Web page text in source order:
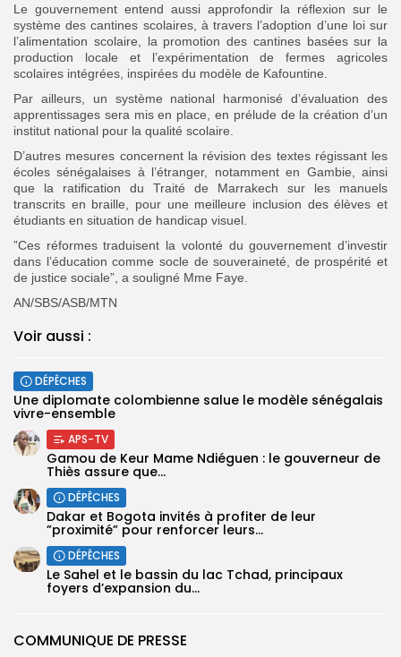
COMMUNIQUE DE PRESSE
Le gouvernement entend aussi approfondir la réflexion sur le
système des cantines scolaires, à travers l’adoption d’une loi sur
l’alimentation scolaire, la promotion des cantines basées sur la
production locale et l’expérimentation de fermes agricoles
scolaires intégrées, inspirées du modèle de Kafountine.
Par ailleurs, un système national harmonisé d’évaluation des
apprentissages sera mis en place, en prélude de la création d’un
institut national pour la qualité scolaire.
D’autres mesures concernent la révision des textes régissant les
écoles sénégalaises à l’étranger, notamment en Gambie, ainsi
que la ratification du Traité de Marrakech sur les manuels
transcrits en braille, pour une meilleure inclusion des élèves et
étudiants en situation de handicap visuel.
”Ces réformes traduisent la volonté du gouvernement d’investir
dans l’éducation comme socle de souveraineté, de prospérité et
de justice sociale”, a souligné Mme Faye.
AN/SBS/ASB/MTN
Voir aussi :
DÉPÊCHES
Une diplomate colombienne salue le modèle sénégalais
vivre-ensemble
APS-TV
Gamou de Keur Mame Ndiéguen : le gouverneur de
Thiès assure que...
DÉPÊCHES
Dakar et Bogota invités à profiter de leur
”proximité” pour renforcer leurs...
DÉPÊCHES
Le Sahel et le bassin du lac Tchad, principaux
foyers d’expansion du...